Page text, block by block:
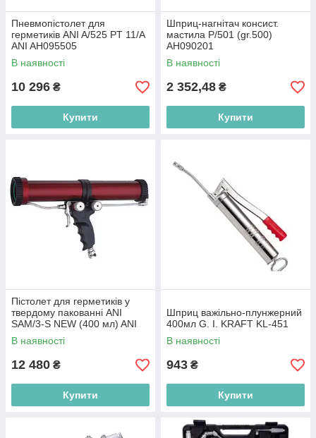
Пневмопістолет для
герметиків ANI A/525 PT 11/A
ANI AH095505
В наявності
10 296 ₴
Купити
Шприц-нагнітач консист.
мастила P/501 (gr.500)
AH090201
В наявності
2 352,48 ₴
Купити
Пістолет для герметиків у
твердому пакованні ANI
SAM/3-S NEW (400 мл) ANI
Spa AH096307
В наявності
12 480 ₴
Купити
Шприц важільно-плунжерний
400мл G. I. KRAFT KL-451
В наявності
943 ₴
Купити